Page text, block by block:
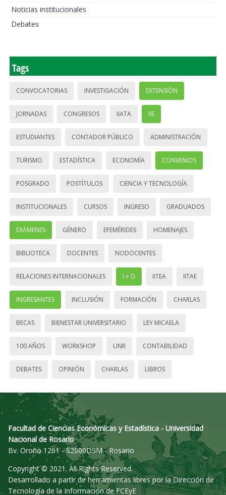
Noticias institucionales
Debates
Tags
CONVOCATORIAS INVESTIGACIÓN EXTENSIÓN
JORNADAS CONGRESOS IIATA IIE
ESTUDIANTES CONTADOR PÚBLICO ADMINISTRACIÓN
TURISMO ESTADÍSTICA ECONOMÍA CONVENIOS
POSGRADO POSTÍTULOS CIENCIA Y TECNOLOGÍA
INSTITUCIONALES CURSOS INGRESO GRADUADOS
EXÁMENES GÉNERO EFEMÉRIDES HOMENAJES
BIBLIOTECA DOCENTES NODOCENTES
RELACIONES INTERNACIONALES I + D IITEA IITAE
INGRESANTES INCLUSIÓN FORMACIÓN CHARLAS
BECAS BIENESTAR UNIVERSITARIO LEY MICAELA
100 AÑOS WORKSHOP UNR CONTABILIDAD
DEBATES OPINIÓN CHARLAS LIBROS
Facultad de Ciencias Económicas y Estadística - Universidad
Nacional de Rosario
Bv. Oroño 1261 - S2000DSM - Rosario
Copyright © 2021. All Rights Reserved.
Desarrollado a partir de herramientas libres por la Dirección de
Tecnología de la Información de FCEyE